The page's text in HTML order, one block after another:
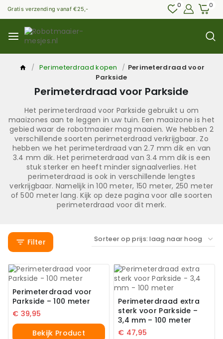
Gratis verzending vanaf €25,- 0 0
/ Perimeterdraad kopen / Perimeterdraad voor
Parkside
Perimeterdraad voor Parkside
Het perimeterdraad voor Parkside gebruikt u om
maaizones aan te leggen in uw tuin. Een maaizone is het
gebied waar de robotmaaier mag maaien. We hebben 2
verschillende soorten perimeterdraad verkrijgbaar. Zo
hebben we het perimeterdraad van 2.7 mm dik en van
3.4 mm dik. Het perimeterdraad van 3.4 mm dik is een
stuk sterker en heeft minder signaalverlies. Het
perimeterdraad is ook in verschillende lengtes
verkrijgbaar. Namelijk in 100 meter, 150 meter, 250 meter
of 500 meter lang. Kijk op deze pagina voor alle soorten
perimeterdraad voor dit merk.
Filter
Perimeterdraad voor
Parkside – 100 meter
€ 39,95
Bekijk Product
Perimeterdraad extra
sterk voor Parkside –
3,4 mm – 100 meter
€ 47,95